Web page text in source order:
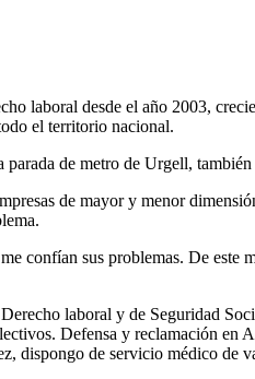
laboral desde el año 2003,
el territorio nacional.
de metro de Urgell,
de mayor y menor
confían sus problemas. De
laboral y de Seguridad
Defensa y reclamación
dispongo de servicio médico de